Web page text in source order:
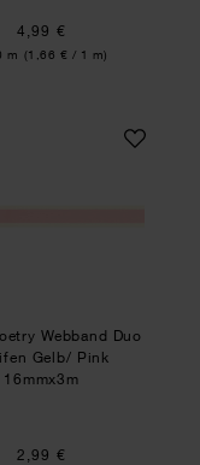
4,99 €
m (1,66 € / 1 m)
Streifen Gelb/
Paper Poetry
Webband Duo
Gelb/ Pink
16mmx3m
2,99 €